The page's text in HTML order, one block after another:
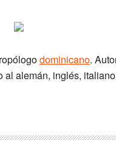
dominicano.
alemán, inglés,